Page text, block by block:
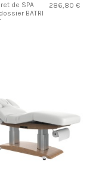
de SPA
BATRI
286,80 €